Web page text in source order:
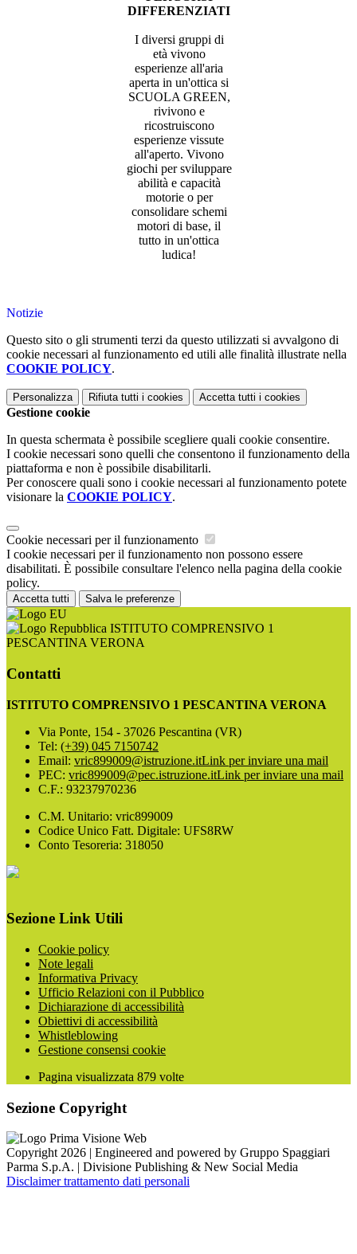
DIFFERENZIATI
I diversi gruppi di
età vivono
esperienze all'aria
aperta in un'ottica si
SCUOLA GREEN,
rivivono e
ricostruiscono
esperienze vissute
all'aperto. Vivono
giochi per sviluppare
abilità e capacità
motorie o per
consolidare schemi
motori di base, il
tutto in un'ottica
ludica!
Notizie
Questo sito o gli strumenti terzi da questo utilizzati si avvalgono di
cookie necessari al funzionamento ed utili alle finalità illustrate nella
COOKIE POLICY.
Personalizza Rifiuta tutti i cookies Accetta tutti i cookies
Gestione cookie
In questa schermata è possibile scegliere quali cookie consentire.
I cookie necessari sono quelli che consentono il funzionamento della
piattaforma e non è possibile disabilitarli.
Per conoscere quali sono i cookie necessari al funzionamento potete
visionare la COOKIE POLICY.
Cookie necessari per il funzionamento
I cookie necessari per il funzionamento non possono essere
disabilitati. È possibile consultare l'elenco nella pagina della cookie
policy.
Accetta tutti Salva le preferenze
ISTITUTO COMPRENSIVO 1
PESCANTINA VERONA
Contatti
ISTITUTO COMPRENSIVO 1 PESCANTINA VERONA
Via Ponte, 154 - 37026 Pescantina (VR)
Tel: (+39) 045 7150742
Email: vric899009@istruzione.itLink per inviare una mail
PEC: vric899009@pec.istruzione.itLink per inviare una mail
C.F.: 93237970236
C.M. Unitario: vric899009
Codice Unico Fatt. Digitale: UFS8RW
Conto Tesoreria: 318050
Sezione Link Utili
Cookie policy
Note legali
Informativa Privacy
Ufficio Relazioni con il Pubblico
Dichiarazione di accessibilità
Obiettivi di accessibilità
Whistleblowing
Gestione consensi cookie
Pagina visualizzata 879 volte
Sezione Copyright
Copyright 2026 | Engineered and powered by Gruppo Spaggiari
Parma S.p.A. | Divisione Publishing & New Social Media
Disclaimer trattamento dati personali